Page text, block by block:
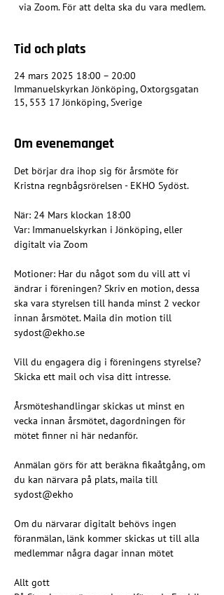
via Zoom. För att delta ska du vara medlem.
Tid och plats
24 mars 2025 18:00 – 20:00
Immanuelskyrkan Jönköping, Oxtorgsgatan
15, 553 17 Jönköping, Sverige
Om evenemanget
Det börjar dra ihop sig för årsmöte för
Kristna regnbågsrörelsen - EKHO Sydöst.
När: 24 Mars klockan 18:00
Var: Immanuelskyrkan i Jönköping, eller
digitalt via Zoom
Motioner: Har du något som du vill att vi
ändrar i föreningen? Skriv en motion, dessa
ska vara styrelsen till handa minst 2 veckor
innan årsmötet. Maila din motion till
sydost@ekho.se
Vill du engagera dig i föreningens styrelse?
Skicka ett mail och visa ditt intresse.
Årsmöteshandlingar skickas ut minst en
vecka innan årsmötet, dagordningen för
mötet finner ni här nedanför.
Anmälan görs för att beräkna fikaåtgång, om
du kan närvara på plats, maila till
sydost@ekho
Om du närvarar digitalt behövs ingen
föranmälan, länk kommer skickas ut till alla
medlemmar några dagar innan mötet
Allt gott